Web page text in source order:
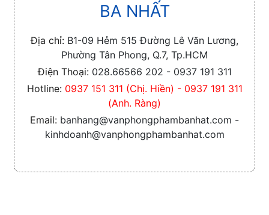
BA NHẤT
Địa chỉ: B1-09 Hẻm 515 Đường Lê Văn Lương,
Phường Tân Phong, Q.7, Tp.HCM
Điện Thoại: 028.66566 202 - 0937 191 311
Hotline: 0937 151 311 (Chị. Hiền) - 0937 191 311
(Anh. Ràng)
Email: banhang@vanphongphambanhat.com -
kinhdoanh@vanphongphambanhat.com